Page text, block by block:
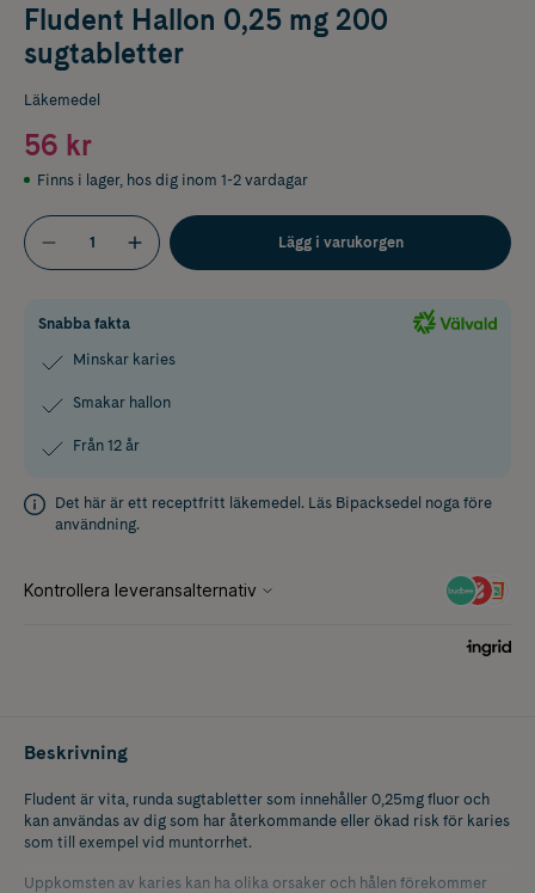
Fludent Hallon 0,25 mg 200
sugtabletter
Läkemedel
56 kr
Finns i lager, hos dig inom 1-2 vardagar
Lägg i varukorgen
Snabba fakta
Minskar karies
Smakar hallon
Från 12 år
Det här är ett receptfritt läkemedel. Läs Bipacksedel noga före
användning.
Beskrivning
Fludent är vita, runda sugtabletter som innehåller 0,25mg fluor och
kan användas av dig som har återkommande eller ökad risk för karies
som till exempel vid muntorrhet.
Uppkomsten av karies kan ha olika orsaker och hålen förekommer